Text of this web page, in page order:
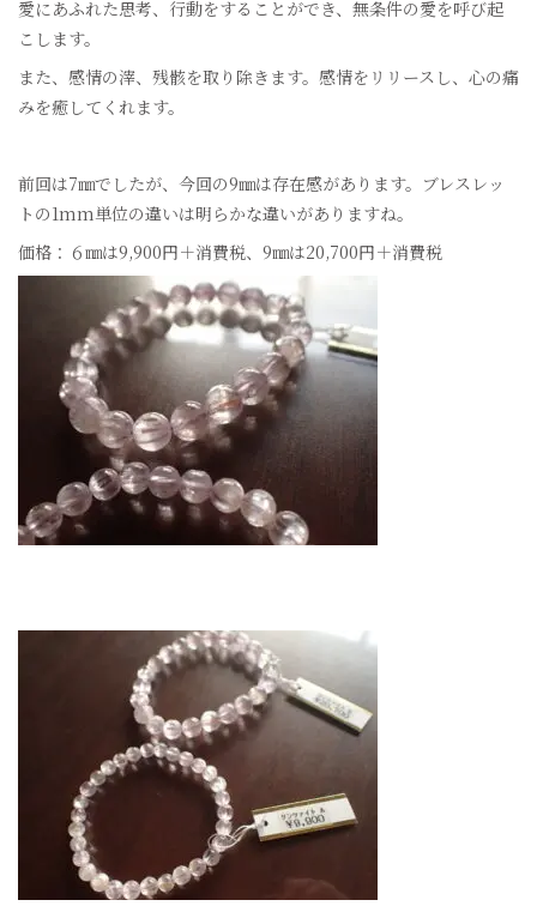
愛にあふれた思考、行動をすることができ、無条件の愛を呼び起
こします。
また、感情の滓、残骸を取り除きます。感情をリリースし、心の痛
みを癒してくれます。
前回は7㎜でしたが、今回の9㎜は存在感があります。ブレスレッ
トの1mm単位の違いは明らかな違いがありますね。
価格：６㎜は9,900円＋消費税、9㎜は20,700円＋消費税